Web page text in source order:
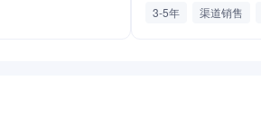
3-5年 渠道销售